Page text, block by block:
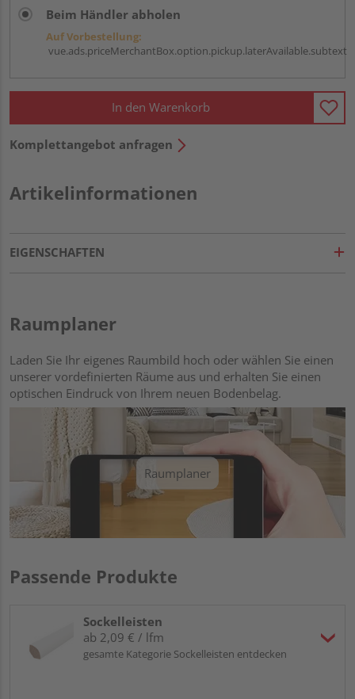
Beim Händler abholen
Auf Vorbestellung:
vue.ads.priceMerchantBox.option.pickup.laterAvailable.subtext
In den Warenkorb
Komplettangebot anfragen
Artikelinformationen
EIGENSCHAFTEN
Raumplaner
Laden Sie Ihr eigenes Raumbild hoch oder wählen Sie einen
unserer vordefinierten Räume aus und erhalten Sie einen
optischen Eindruck von Ihrem neuen Bodenbelag.
Raumplaner
Passende Produkte
Sockelleisten
ab 2,09 € / lfm
gesamte Kategorie Sockelleisten entdecken